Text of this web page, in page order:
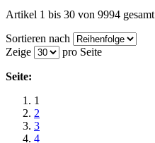
Artikel 1 bis 30 von 9994 gesamt
Sortieren nach
Zeige
pro Seite
Seite:
1
2
3
4